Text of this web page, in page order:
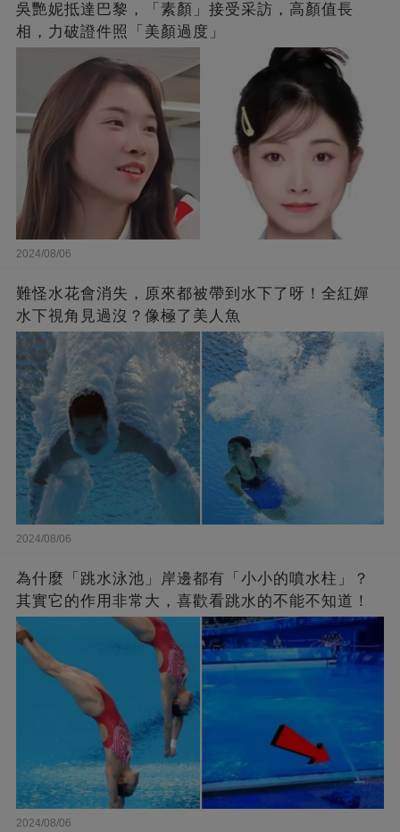
吳艷妮抵達巴黎，「素顏」接受采訪，高顏值長
相，力破證件照「美顏過度」
2024/08/06
難怪水花會消失，原來都被帶到水下了呀！全紅嬋
水下視角見過沒？像極了美人魚
2024/08/06
為什麼「跳水泳池」岸邊都有「小小的噴水柱」？
其實它的作用非常大，喜歡看跳水的不能不知道！
2024/08/06